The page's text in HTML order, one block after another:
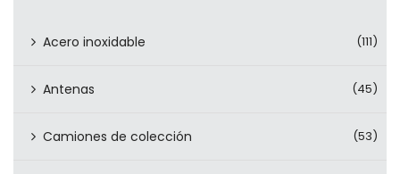
Acero inoxidable (111)
Antenas (45)
Camiones de colección (53)